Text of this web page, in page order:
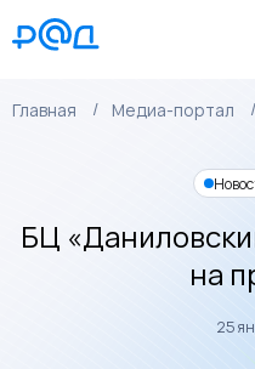
Главная Медиа-портал
БЦ
на
25